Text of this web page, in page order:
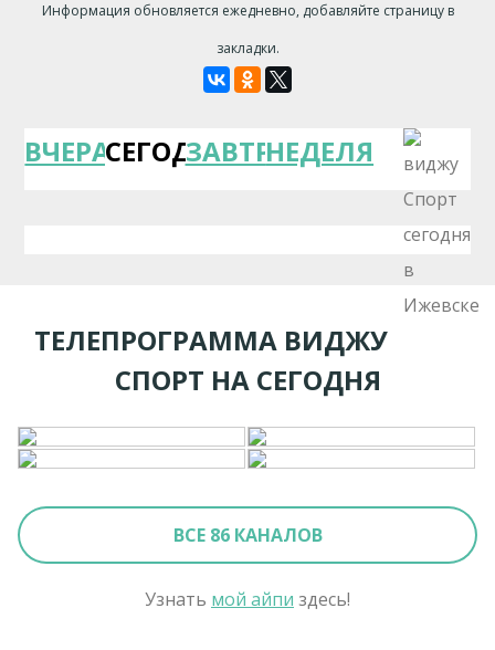
Информация обновляется ежедневно, добавляйте страницу в
закладки.
ВЧЕРАСЕГОДНЯЗАВТРАНЕДЕЛЯ
ТЕЛЕПРОГРАММА ВИДЖУ
СПОРТ НА СЕГОДНЯ
ВСЕ 86 КАНАЛОВ
Узнать мой айпи здесь!